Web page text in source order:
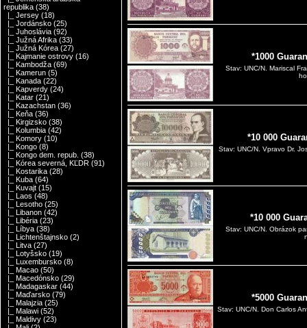
republika (38)
|_ Jersey (18)
|_ Jordánsko (25)
|_ Juhoslávia (92)
|_ Južná Afrika (33)
|_ Južná Kórea (27)
|_ Kajmanie ostrovy (16)
|_ Kambodža (69)
|_ Kamerun (5)
|_ Kanada (22)
|_ Kapverdy (24)
|_ Katar (21)
|_ Kazachstan (36)
|_ Keňa (36)
|_ Kirgizsko (38)
|_ Kolumbia (42)
|_ Komory (10)
|_ Kongo (8)
|_ Kongo dem. repub. (38)
|_ Kórea severná, KĽDR (91)
|_ Kostarika (28)
|_ Kuba (64)
|_ Kuvajt (15)
|_ Laos (48)
|_ Lesotho (25)
|_ Libanon (42)
|_ Libéria (23)
|_ Líbya (38)
|_ Lichtenštajnsko (2)
|_ Litva (27)
|_ Lotyšsko (19)
|_ Luxembursko (8)
|_ Macao (50)
|_ Macedónsko (29)
|_ Madagaskar (44)
|_ Maďarsko (79)
|_ Malajzia (25)
|_ Malawi (52)
|_ Maldivy (23)
*1000
Stav: UNC/N. Mariscal
*10 000
Stav: UNC/N. Vpravo Dr.
*10 000
Stav: UNC/N. Obrázok
*5000
Stav: UNC/N. Don Carlos